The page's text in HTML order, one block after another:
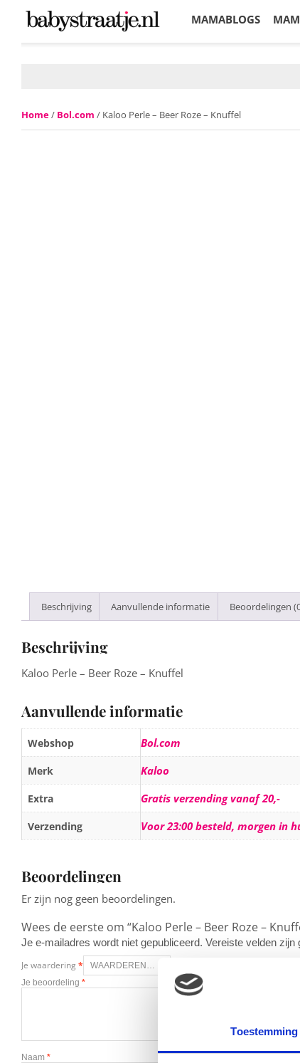
Toestemming
MAMABLOGS
Home/ Bol.com / Kaloo Perle – Beer Roze – Knuffel
Beschrijving Aanvullende informatie Beoordelingen
Beschrijving
Kaloo Perle – Beer Roze – Knuffel
Aanvullende informatie
Webshop Bol.com
Merk Kaloo
Extra Gratis verzending vanaf 20,-
Verzending Voor 23:00 besteld, morgen in
Beoordelingen
Er zijn nog geen beoordelingen.
Wees de eerste om “Kaloo Perle – Beer Roze –
Je e-mailadres wordt niet gepubliceerd. Vereiste velden zijn
Je waardering *
Je beoordeling *
Naam *